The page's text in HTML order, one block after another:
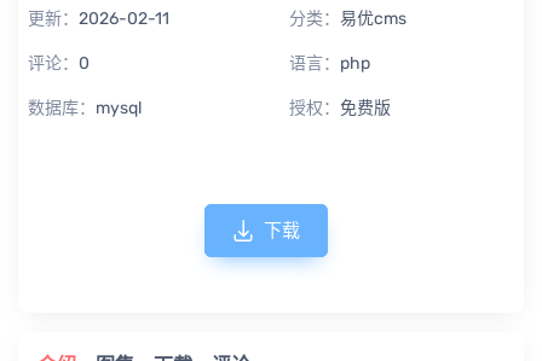
更新： 2026-02-11 分类： 易优cms
评论： 0 语言： php
数据库： mysql 授权： 免费版
下载